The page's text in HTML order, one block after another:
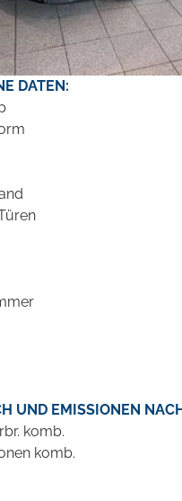
DATEN:
UND EMISSIONEN
komb.
komb.